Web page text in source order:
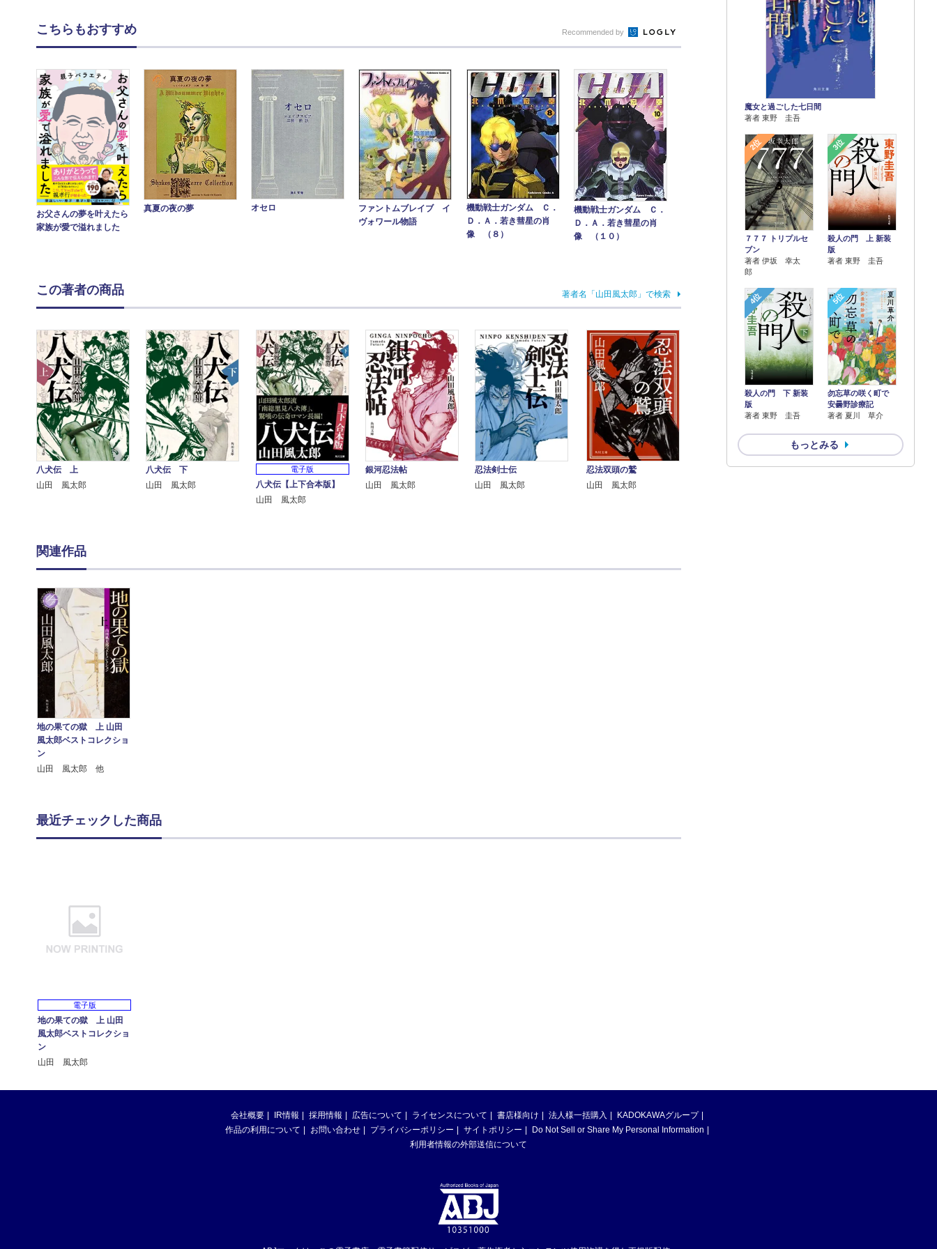
魔女と過ごした七日間
著者 東野 圭吾
2位
７７７ トリプルセ
ブン
著者 伊坂 幸太
郎
3位
殺人の門 上 新装
版
著者 東野 圭吾
4位
殺人の門 下 新装
版
著者 東野 圭吾
5位
勿忘草の咲く町で
安曇野診療記
著者 夏川 草介
もっとみる
こちらもおすすめ Recommended by
お父さんの夢を叶えたら
家族が愛で溢れました
真夏の夜の夢 オセロ
ファントムブレイブ イ
ヴォワール物語
機動戦士ガンダム Ｃ．
Ｄ．Ａ．若き彗星の肖
像 （８）
機動戦士ガンダム Ｃ．
Ｄ．Ａ．若き彗星の肖
像 （１０）
この著者の商品 著者名「山田風太郎」で検索
八犬伝 上
山田 風太郎
八犬伝 下
山田 風太郎
電子版
八犬伝【上下合本版】
山田 風太郎
銀河忍法帖
山田 風太郎
忍法剣士伝
山田 風太郎
忍法双頭の鷲
山田 風太郎
関連作品
地の果ての獄 上 山田
風太郎ベストコレクショ
ン
山田 風太郎 他
最近チェックした商品
電子版
地の果ての獄 上 山田
風太郎ベストコレクショ
ン
山田 風太郎
会社概要 IR情報 採用情報 広告について ライセンスについて 書店様向け 法人様一括購入
KADOKAWAグループ
作品の利用について
お問い合わせ プライバシーポリシー サイトポリシー
Do Not Sell or Share My Personal Information
利用者情報の外部送信について